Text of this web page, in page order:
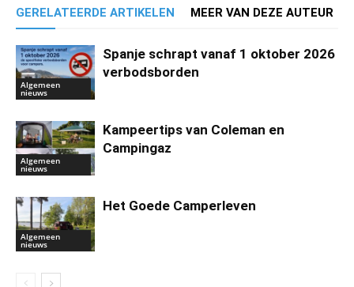
GERELATEERDE ARTIKELEN MEER VAN DEZE AUTEUR
Algemeen
nieuws
Spanje schrapt vanaf 1 oktober 2026
verbodsborden
Algemeen
nieuws
Kampeertips van Coleman en
Campingaz
Algemeen
nieuws
Het Goede Camperleven